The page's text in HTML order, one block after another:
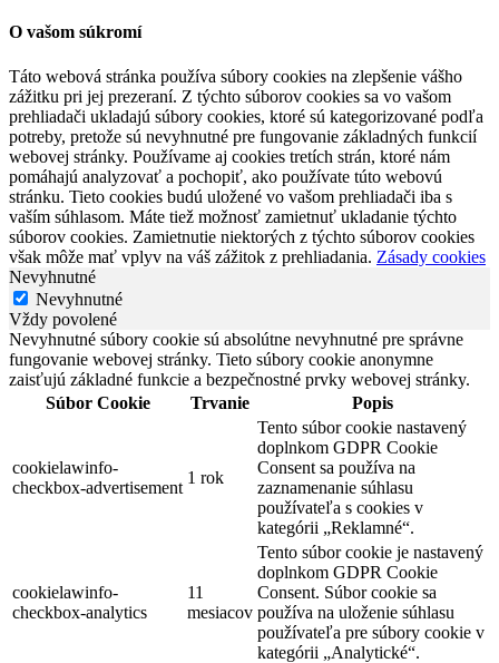
O vašom súkromí
Táto webová stránka používa súbory cookies na zlepšenie vášho
zážitku pri jej prezeraní. Z týchto súborov cookies sa vo vašom
prehliadači ukladajú súbory cookies, ktoré sú kategorizované podľa
potreby, pretože sú nevyhnutné pre fungovanie základných funkcií
webovej stránky. Používame aj cookies tretích strán, ktoré nám
pomáhajú analyzovať a pochopiť, ako používate túto webovú
stránku. Tieto cookies budú uložené vo vašom prehliadači iba s
vaším súhlasom. Máte tiež možnosť zamietnuť ukladanie týchto
súborov cookies. Zamietnutie niektorých z týchto súborov cookies
však môže mať vplyv na váš zážitok z prehliadania. Zásady cookies
Nevyhnutné
Nevyhnutné
Vždy povolené
Nevyhnutné súbory cookie sú absolútne nevyhnutné pre správne
fungovanie webovej stránky. Tieto súbory cookie anonymne
zaisťujú základné funkcie a bezpečnostné prvky webovej stránky.
Súbor Cookie
Trvanie Popis
cookielawinfo-
checkbox-advertisement
1 rok
Tento súbor cookie nastavený
doplnkom GDPR Cookie
Consent sa používa na
zaznamenanie súhlasu
používateľa s cookies v
kategórii „Reklamné“.
cookielawinfo-
checkbox-analytics
11
mesiacov
Tento súbor cookie je nastavený
doplnkom GDPR Cookie
Consent. Súbor cookie sa
používa na uloženie súhlasu
používateľa pre súbory cookie v
kategórii „Analytické“.